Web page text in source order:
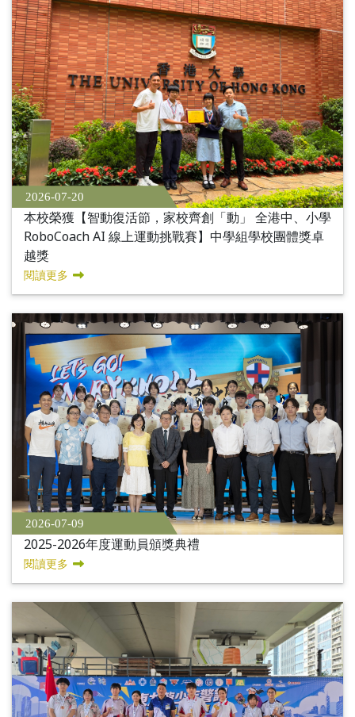
2026-07-20
本校榮獲【智動復活節，家校齊創「動」 全港中、小學
RoboCoach AI 線上運動挑戰賽】中學組學校團體獎卓
越獎
閱讀更多
2026-07-09
2025-2026年度運動員頒獎典禮
閱讀更多